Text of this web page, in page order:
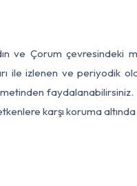
ve Çorum çevresindeki
ile izlenen ve periyodik
faydalanabilirsiniz.
karşı koruma